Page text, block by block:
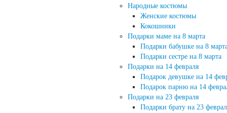
Народные костюмы
Женские костюмы
Кокошники
Подарки маме на 8 марта
Подарки бабушке на 8
Подарки сестре на 8 марта
Подарки на 14 февраля
Подарок девушке на 14
Подарок парню на 14
Подарки на 23 февраля
Подарки брату на 23